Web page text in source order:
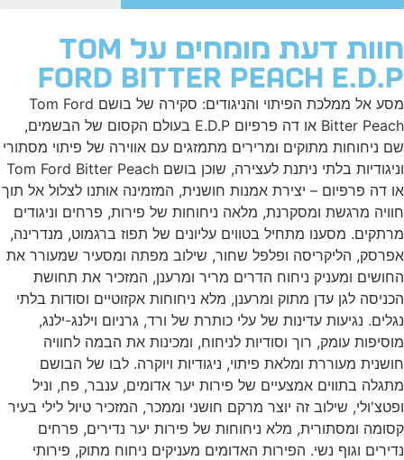
חוות דעת מומחים על Tom
Ford Bitter Peach
מסע אל ממלכת הפיתוי והניגודים: סקירה של בושם Tom Ford
Bitter Peach או דה פרפיום E.D.P בעולם הקסום של הבשמים,
ניחוחות מתוקים ומרירים מתמזגים עם אווירה של פיתוי מסתורי
וניגודיות בלתי ניתנת לעצירה, שוכן בושם Tom Ford Bitter Peach
דה פרפיום – יצירת אמנות חושנית, המזמינה אותנו לצלול אל תוך
מרגשת ומסקרנת, מלאה ניחוחות של פירות, פרחים וניגודים
מסענו מתחיל בטווים עליונים של תפוז ברגמוט, מנדרינה,
הליקריסה ופלפל שחור, שילוב מפתה ומסעיר שמעורר את
ומעניק ניחוח הדרים מריר ומרענן, המזכיר את תחושת
לגן עדן מתוק ומרענן, מלא ניחוחות אקזוטיים וסודות בלתי
נגיעות עדינות של עלי כותרת של ורד, גרניום וילנג-ילנג,
עומק, רוך וסודיות לניחוח, ומכינות את הבמה לחוויה
מעוררת ומלאת פיתוי, ניגודיות ויוקרה. לבו של הבושם
בתווים אמצעיים של פירות יער אדומים, ענבר, פח, וניל
שילוב זה יוצר מרקם חושני וממכר, המזכיר טיול לילי בעיר
ומסתורית, מלא ניחוחות של פירות יער נדירים, פרחים
וגוף נשי. הפירות האדומים מעניקים ניחוח מתוק, פירותי